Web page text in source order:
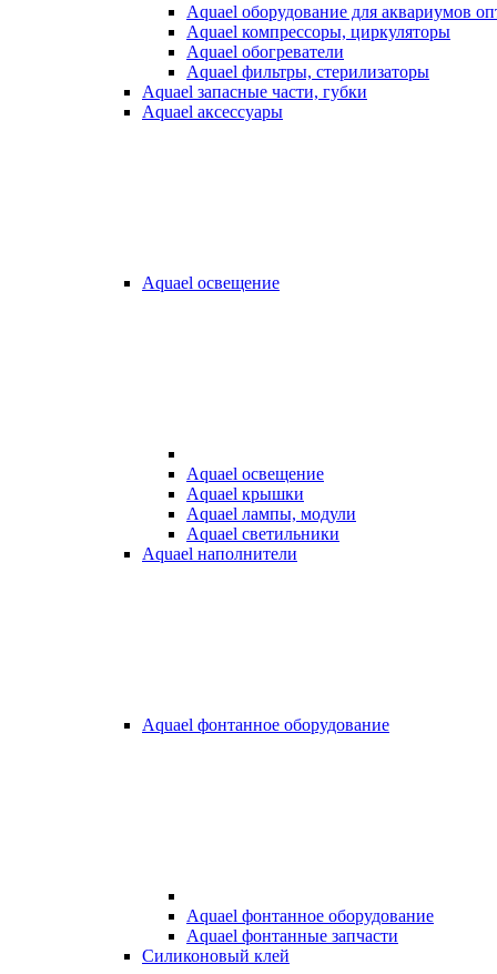
Aquael оборудование для аквариумов
Aquael компрессоры, циркуляторы
Aquael обогреватели
Aquael фильтры, стерилизаторы
Aquael запасные части, губки
Aquael аксессуары
Aquael освещение
Aquael освещение
Aquael крышки
Aquael лампы, модули
Aquael светильники
Aquael наполнители
Aquael фонтанное оборудование
Aquael фонтанное оборудование
Aquael фонтанные запчасти
Силиконовый клей